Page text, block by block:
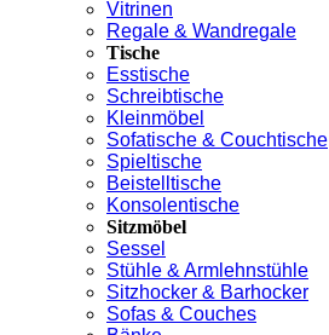
Vitrinen
Regale & Wandregale
Tische
Esstische
Schreibtische
Kleinmöbel
Sofatische & Couchtische
Spieltische
Beistelltische
Konsolentische
Sitzmöbel
Sessel
Stühle & Armlehnstühle
Sitzhocker & Barhocker
Sofas & Couches